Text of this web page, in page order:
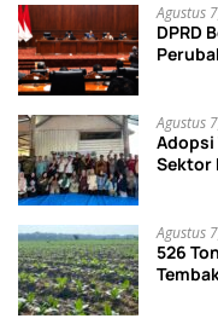
Agustus
DPRD
Agustus
Adopsi
Sektor
Agustus
526